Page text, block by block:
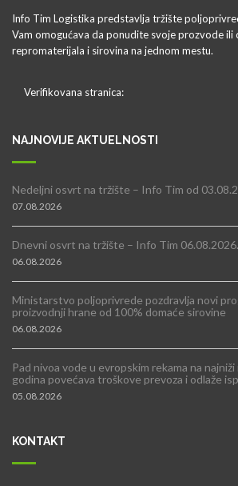
Info Tim Logistika predstavlja tržište
Vam omogućava da ponudite svoje prozvode ili
repromaterijala i sirovina na jednom mestu.
Verifikovana stranica:
NAJNOVIJE AKTUELNOSTI
Nedeljni osvrt na tržište – Info Tim od
07.08.2026
Dnevni osvrt na tržište – Info Tim 06.08.2026.
06.08.2026
Ministarstvo poljoprivrede pozdravlja novi
proizvodnji hrane od 100% domaće sirovine
06.08.2026
Pad nivoa vode u evropskim rekama na
godina povećava troškove prevoza i odlaže
05.08.2026
KONTAKT